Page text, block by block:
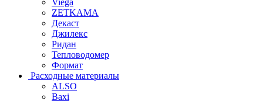
ZETKAMA
Декаст
Джилекс
Ридан
Тепловодомер
Формат
Расходные материалы
ALSO
Baxi